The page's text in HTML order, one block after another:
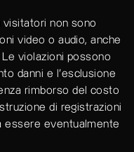
visitatori non sono
video o audio, anche
Le violazioni possono
danni e l’esclusione
rimborso del costo
di registrazioni
essere eventualmente